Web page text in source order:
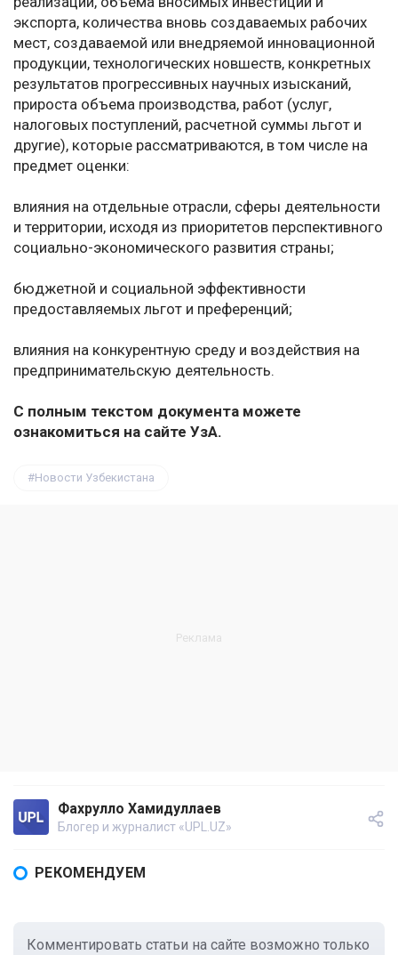
экспорта, количества вновь создаваемых рабочих
мест, создаваемой или внедряемой инновационной
продукции, технологических новшеств, конкретных
результатов прогрессивных научных изысканий,
прироста объема производства, работ (услуг,
налоговых поступлений, расчетной суммы льгот и
другие), которые рассматриваются, в том числе на
предмет оценки:
влияния на отдельные отрасли, сферы деятельности
и территории, исходя из приоритетов перспективного
социально-экономического развития страны;
бюджетной и социальной эффективности
предоставляемых льгот и преференций;
влияния на конкурентную среду и воздействия на
предпринимательскую деятельность.
С полным текстом документа можете
ознакомиться на сайте УзА.
Новости Узбекистана
Фахрулло Хамидуллаев
Блогер и журналист «UPL.UZ»
РЕКОМЕНДУЕМ
Комментировать статьи на сайте возможно только